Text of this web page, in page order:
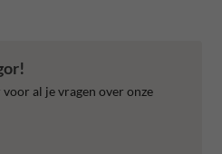
al je vragen over onze